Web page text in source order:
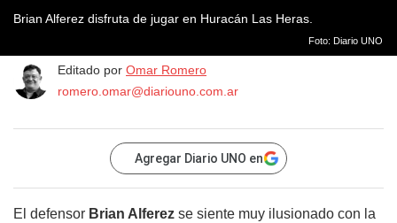
Brian Alferez disfruta de jugar en Huracán Las Heras.
Foto: Diario UNO
Editado por Omar Romero
romero.omar@diariouno.com.ar
Agregar Diario UNO en
El defensor Brian Alferez se siente muy ilusionado con la